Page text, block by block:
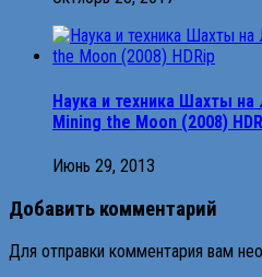
Нaука и теxникa Шaxты
Mining the Moon (2008)
Июнь 29, 2013
Добавить комментарий
Для отправки комментария вам